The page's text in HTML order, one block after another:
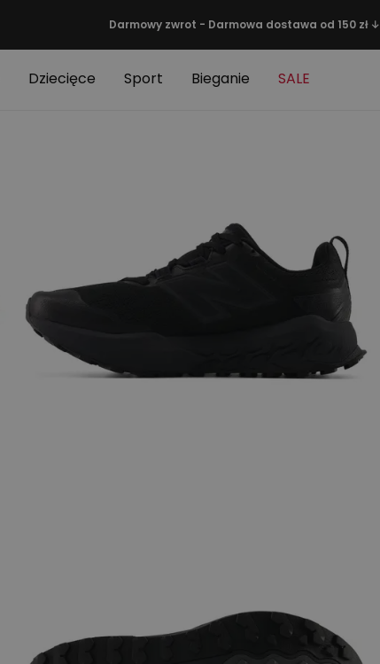
Darmowy zwrot - Darmowa dostawa od 150 zł ↓
Dziecięce Sport Bieganie SALE